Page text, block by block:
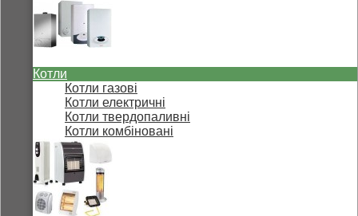
Котли
Котли газові
Котли електричні
Котли твердопаливні
Котли комбіновані